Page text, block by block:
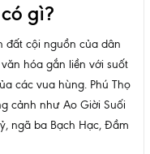
gì?
đất cội nguồn của dân
hóa gắn liền với suốt
các vua hùng. Phú Thọ
cảnh như Ao Giời Suối
ngã ba Bạch Hạc, Đầm